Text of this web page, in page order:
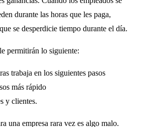
durante las horas que les paga,
se desperdicie tiempo durante el día.
permitirán lo siguiente:
trabaja en los siguientes pasos
más rápido
y clientes.
una empresa rara vez es algo malo.